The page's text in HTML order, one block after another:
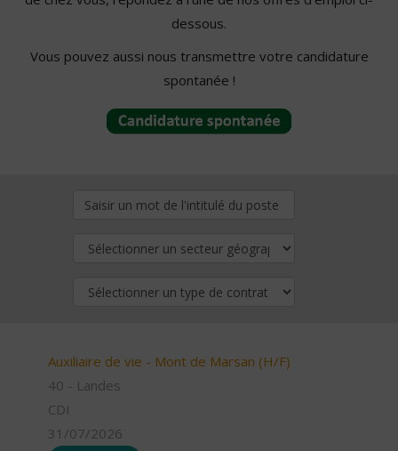
dessous.
Vous pouvez aussi nous transmettre votre candidature
spontanée !
Auxiliaire de vie - Mont de Marsan (H/F)
40 - Landes
CDI
31/07/2026